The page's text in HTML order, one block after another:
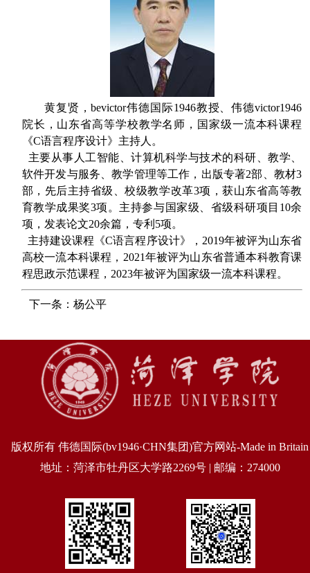
黄复贤，bevictor伟德国际1946教授、伟德victor1946
院长，山东省高等学校教学名师，国家级一流本科课程
《C语言程序设计》主持人。
主要从事人工智能、计算机科学与技术的科研、教学、
软件开发与服务、教学管理等工作，出版专著2部、教材3
部，先后主持省级、校级教学改革3项，获山东省高等教
育教学成果奖3项。主持参与国家级、省级科研项目10余
项，发表论文20余篇，专利5项。
主持建设课程《C语言程序设计》，2019年被评为山东省
高校一流本科课程，2021年被评为山东省普通本科教育课
程思政示范课程，2023年被评为国家级一流本科课程。
下一条：杨公平
版权所有 伟德国际(bv1946·CHN集团)官方网站-Made in Britain
地址：菏泽市牡丹区大学路2269号 | 邮编：274000